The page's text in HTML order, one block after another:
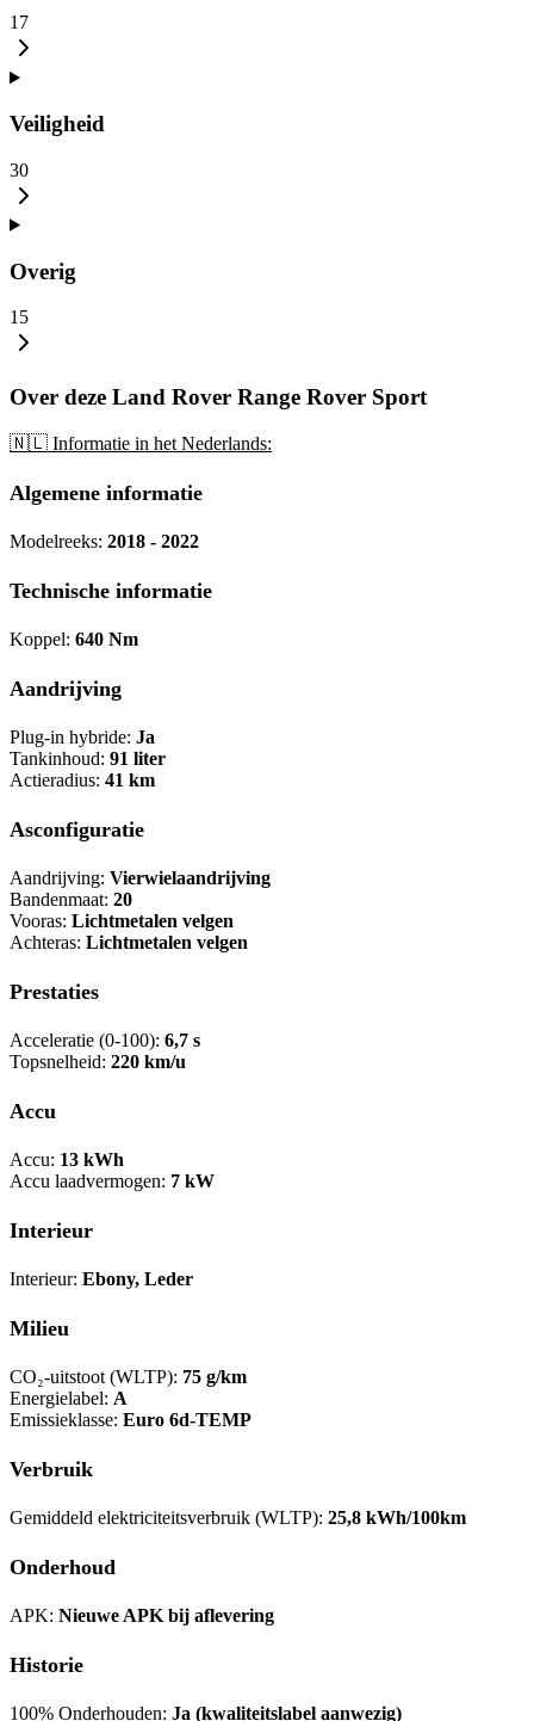
17
Veiligheid
30
Overig
15
Over deze Land Rover Range Rover Sport
🇳🇱 Informatie in het Nederlands:
Algemene informatie
Modelreeks: 2018 - 2022
Technische informatie
Koppel: 640 Nm
Aandrijving
Plug-in hybride: Ja
Tankinhoud: 91 liter
Actieradius: 41 km
Asconfiguratie
Aandrijving: Vierwielaandrijving
Bandenmaat: 20
Vooras: Lichtmetalen velgen
Achteras: Lichtmetalen velgen
Prestaties
Acceleratie (0-100): 6,7 s
Topsnelheid: 220 km/u
Accu
Accu: 13 kWh
Accu laadvermogen: 7 kW
Interieur
Interieur: Ebony, Leder
Milieu
CO₂-uitstoot (WLTP): 75 g/km
Energielabel: A
Emissieklasse: Euro 6d-TEMP
Verbruik
Gemiddeld elektriciteitsverbruik (WLTP): 25,8 kWh/100km
Onderhoud
APK: Nieuwe APK bij aflevering
Historie
100% Onderhouden: Ja (kwaliteitslabel aanwezig)